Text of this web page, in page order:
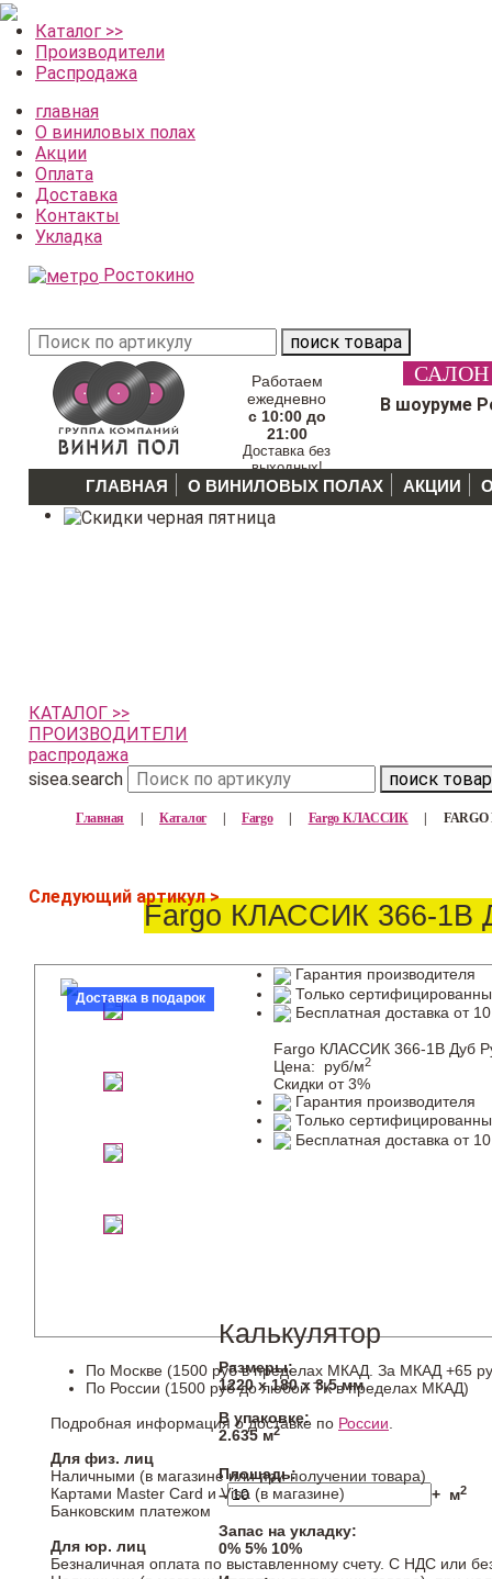
Каталог >>
Производители
Распродажа
главная
О виниловых полах
Акции
Оплата
Доставка
Контакты
Укладка
Ростокино
поиск товара
Работаем
ежедневно
с 10:00 до
21:00
Доставка без
выходных!
В шоуруме
ГЛАВНАЯ О ВИНИЛОВЫХ ПОЛАХ АКЦИИ
КАТАЛОГ >>
ПРОИЗВОДИТЕЛИ
распродажа
sisea.search
поиск
Главная Каталог Fargo Fargo КЛАССИК
Следующий артикул >
Fargo КЛАССИК 366-1В
Доставка в подарок
Гарантия производителя
Только
Бесплатная доставка от
Fargo КЛАССИК 366-1В Дуб
Цена:
руб/м2
Скидки от 3%
Гарантия производителя
Только
Бесплатная доставка от
Калькулятор
Размеры:
1220 х 180 х 3,5 мм
В упаковке:
2.635 м2
Площадь:
–
+ м2
Запас на укладку:
0% 5% 10%
По Москве (1500 руб в пределах МКАД. За МКАД +65
По России (1500 руб до любой ТК в пределах МКАД)
Подробная информация о доставке по России.
Для физ. лиц
Наличными (в магазине или при получении товара)
Картами Master Card и Visa (в магазине)
Банковским платежом
Для юр. лиц
Безналичная оплата по выставленному счету. С НДС или